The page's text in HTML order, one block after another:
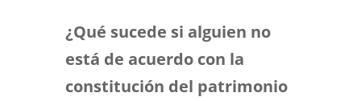
¿Qué sucede si alguien no
está de acuerdo con la
constitución del patrimonio